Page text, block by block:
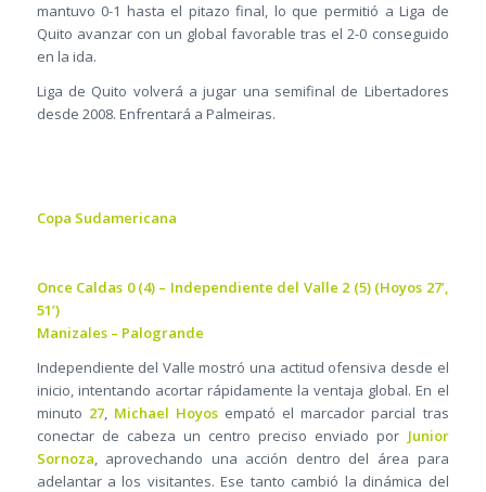
mantuvo 0-1 hasta el pitazo final, lo que permitió a Liga de
Quito avanzar con un global favorable tras el 2-0 conseguido
en la ida.
Liga de Quito volverá a jugar una semifinal de Libertadores
desde 2008. Enfrentará a Palmeiras.
Copa Sudamericana
Once Caldas 0 (4) – Independiente del Valle 2 (5) (Hoyos 27’,
51’)
Manizales – Palogrande
Independiente del Valle mostró una actitud ofensiva desde el
inicio, intentando acortar rápidamente la ventaja global. En el
minuto 27, Michael Hoyosempató el marcador parcial tras
conectar de cabeza un centro preciso enviado por Junior
Sornoza, aprovechando una acción dentro del área para
adelantar a los visitantes. Ese tanto cambió la dinámica del